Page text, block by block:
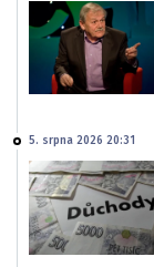
5. srpna 2026 20:31